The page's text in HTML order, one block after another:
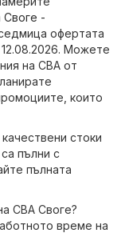
Своге -
офертата
Можете
на CBA от
които
стоки
пълни с
пълната
CBA Своге?
време на